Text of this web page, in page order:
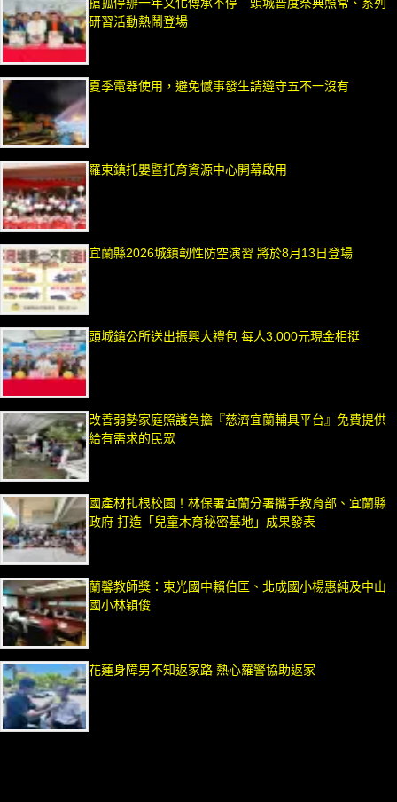
研習活動熱鬧登場
夏季電器使用，避免憾事發生請遵守五不一沒有
羅東鎮托嬰暨托育資源中心開幕啟用
宜蘭縣2026城鎮韌性防空演習 將於8月13日登場
頭城鎮公所送出振興大禮包 每人3,000元現金相挺
改善弱勢家庭照護負擔『慈濟宜蘭輔具平台』免費提供
給有需求的民眾
國產材扎根校園！林保署宜蘭分署攜手教育部、宜蘭縣
政府 打造「兒童木育秘密基地」成果發表
蘭馨教師獎：東光國中賴伯匡、北成國小楊惠純及中山
國小林穎俊
花蓮身障男不知返家路 熱心羅警協助返家